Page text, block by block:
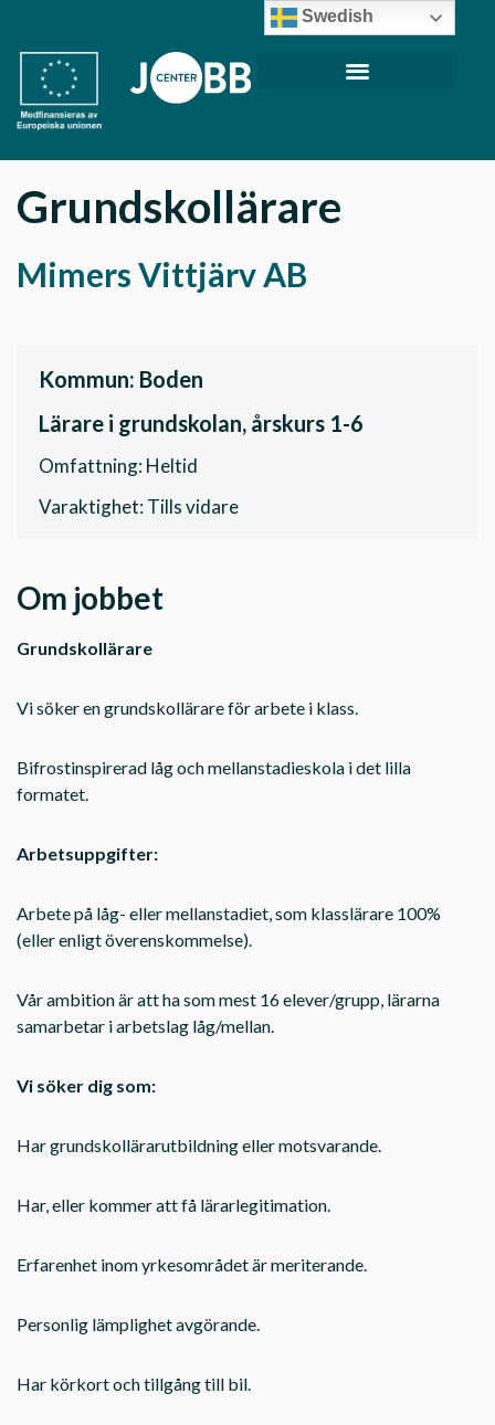
Grundskollärare
Mimers Vittjärv AB
Kommun: Boden
Lärare i grundskolan, årskurs 1-6
Omfattning: Heltid
Varaktighet: Tills vidare
Om jobbet
Grundskollärare
Vi söker en grundskollärare för arbete i klass.
Bifrostinspirerad låg och mellanstadieskola i det lilla
formatet.
Arbetsuppgifter:
Arbete på låg- eller mellanstadiet, som klasslärare 100%
(eller enligt överenskommelse).
Vår ambition är att ha som mest 16 elever/grupp, lärarna
samarbetar i arbetslag låg/mellan.
Vi söker dig som:
Har grundskollärarutbildning eller motsvarande.
Har, eller kommer att få lärarlegitimation.
Erfarenhet inom yrkesområdet är meriterande.
Personlig lämplighet avgörande.
Har körkort och tillgång till bil.
Swedish